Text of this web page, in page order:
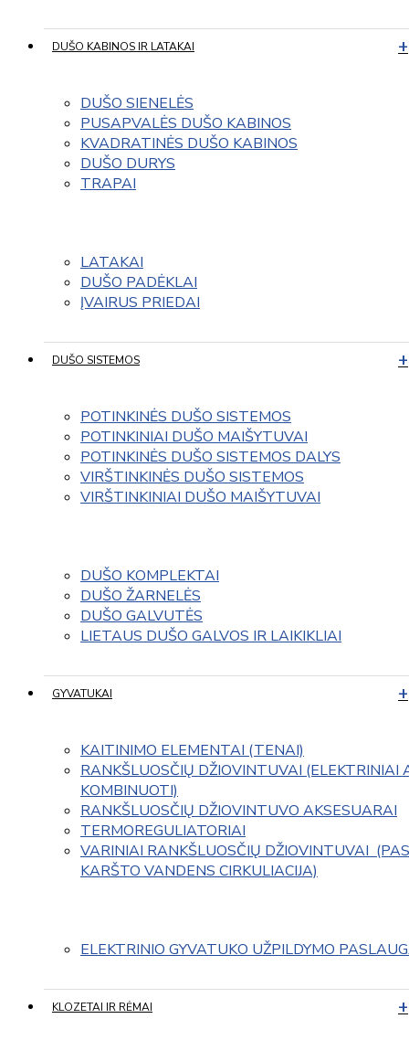
DUŠO KABINOS IR LATAKAI
DUŠO SIENELĖS
PUSAPVALĖS DUŠO KABINOS
KVADRATINĖS DUŠO KABINOS
DUŠO DURYS
TRAPAI
LATAKAI
DUŠO PADĖKLAI
ĮVAIRUS PRIEDAI
DUŠO SISTEMOS
POTINKINĖS DUŠO SISTEMOS
POTINKINIAI DUŠO MAIŠYTUVAI
POTINKINĖS DUŠO SISTEMOS DALYS
VIRŠTINKINĖS DUŠO SISTEMOS
VIRŠTINKINIAI DUŠO MAIŠYTUVAI
DUŠO KOMPLEKTAI
DUŠO ŽARNELĖS
DUŠO GALVUTĖS
LIETAUS DUŠO GALVOS IR LAIKIKLIAI
GYVATUKAI
KAITINIMO ELEMENTAI (TENAI)
RANKŠLUOSČIŲ DŽIOVINTUVAI (ELEKTRINIAI
KOMBINUOTI)
RANKŠLUOSČIŲ DŽIOVINTUVO AKSESUARAI
TERMOREGULIATORIAI
VARINIAI RANKŠLUOSČIŲ DŽIOVINTUVAI
KARŠTO VANDENS CIRKULIACIJA)
ELEKTRINIO GYVATUKO UŽPILDYMO
KLOZETAI IR RĖMAI